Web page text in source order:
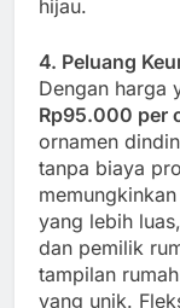
hijau.
4. Peluang
Dengan harga
Rp95.000 per
ornamen
tanpa biaya
yang lebih
dan pemilik
tampilan
yang unik.